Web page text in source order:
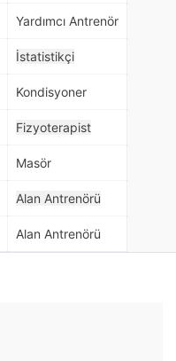
Yardımcı Antrenör
İstatistikçi
Kondisyoner
Fizyoterapist
Masör
Alan Antrenörü
Alan Antrenörü